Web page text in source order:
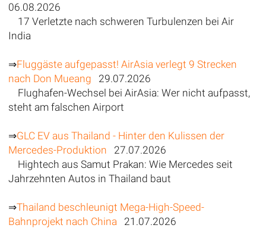
06.08.2026
17 Verletzte nach schweren Turbulenzen bei Air
India
⇒Fluggäste aufgepasst! AirAsia verlegt 9 Strecken
nach Don Mueang 29.07.2026
Flughafen-Wechsel bei AirAsia: Wer nicht aufpasst,
steht am falschen Airport
⇒GLC EV aus Thailand - Hinter den Kulissen der
Mercedes-Produktion 27.07.2026
Hightech aus Samut Prakan: Wie Mercedes seit
Jahrzehnten Autos in Thailand baut
⇒Thailand beschleunigt Mega-High-Speed-
Bahnprojekt nach China 21.07.2026